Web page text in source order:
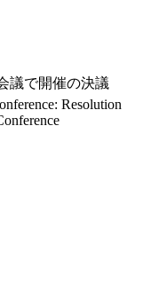
議で開催の決議
Resolution